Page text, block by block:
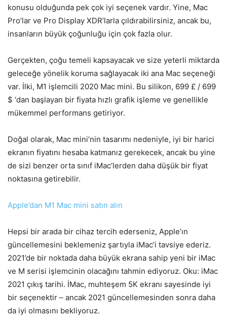
konusu olduğunda pek çok iyi seçenek vardır. Yine, Mac
Pro’lar ve Pro Display XDR’larla çıldırabilirsiniz, ancak bu,
insanların büyük çoğunluğu için çok fazla olur.
Gerçekten, çoğu temeli kapsayacak ve size yeterli miktarda
geleceğe yönelik koruma sağlayacak iki ana Mac seçeneği
var. İlki, M1 işlemcili 2020 Mac mini. Bu silikon, 699 £ / 699
$ ‘dan başlayan bir fiyata hızlı grafik işleme ve genellikle
mükemmel performans getiriyor.
Doğal olarak, Mac mini’nin tasarımı nedeniyle, iyi bir harici
ekranın fiyatını hesaba katmanız gerekecek, ancak bu yine
de sizi benzer orta sınıf iMac’lerden daha düşük bir fiyat
noktasına getirebilir.
Apple’dan M1 Mac mini satın alın
Hepsi bir arada bir cihaz tercih ederseniz, Apple’ın
güncellemesini beklemeniz şartıyla iMac’i tavsiye ederiz.
2021’de bir noktada daha büyük ekrana sahip yeni bir iMac
ve M serisi işlemcinin olacağını tahmin ediyoruz. Oku: iMac
2021 çıkış tarihi. İMac, muhteşem 5K ekranı sayesinde iyi
bir seçenektir – ancak 2021 güncellemesinden sonra daha
da iyi olmasını bekliyoruz.